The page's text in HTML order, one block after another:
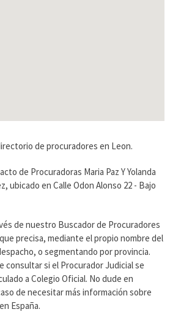
de procuradores en Leon.
de Procuradoras Maria Paz Y Yolanda
ubicado en Calle Odon Alonso 22 - Bajo
de nuestro Buscador de Procuradores
precisa, mediante el propio nombre del
o segmentando por provincia.
consultar si el Procurador Judicial se
a Colegio Oficial. No dude en
de necesitar más información sobre
España.